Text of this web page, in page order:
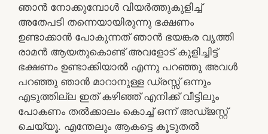
ഞാൻ നോക്കുമ്പോൾ വിയർത്തുകുളിച്ച്
അതേപടി തന്നെയായിരുന്നു ഭക്ഷണം
ഉണ്ടാക്കാൻ പോകുന്നത് ഞാൻ ഭയങ്കര വൃത്തി
രാമൻ ആയതുകൊണ്ട് അവളോട് കുളിച്ചിട്ട്
ഭക്ഷണം ഉണ്ടാക്കിയാൽ എന്നു പറഞ്ഞു അവൾ
പറഞ്ഞു ഞാൻ മാറാനുള്ള ഡ്രസ്സ് ഒന്നും
എടുത്തില്ല ഇത് കഴിഞ്ഞ് എനിക്ക് വീട്ടിലും
പോകണം തൽക്കാലം കൊച്ച് ഒന്ന് അഡ്ജസ്റ്റ്
ചെയ്യൂ. എന്തേലും ആകട്ടെ കൂടുതൽ